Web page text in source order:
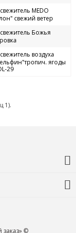
MEDO
свежий ветер
Божья
воздуха
ягоды
29
1).
заказ» ©